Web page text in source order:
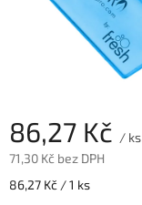
86,27 Kč / ks
71,30 Kč bez DPH
Měrná
86,27 Kč / 1 ks